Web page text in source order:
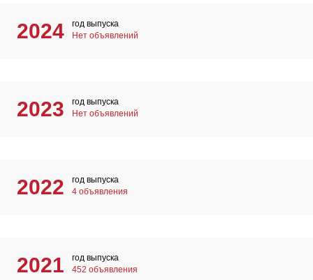
2024
год выпуска
Нет объявлений
2023
год выпуска
Нет объявлений
2022
год выпуска
4 объявления
2021
год выпуска
452 объявления